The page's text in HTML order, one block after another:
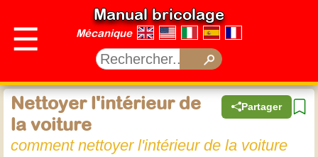
☰
Manual bricolage
Mécanique
Partager
Nettoyer l'intérieur de
la voiture
comment nettoyer l'intérieur de la voiture